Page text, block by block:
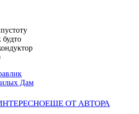
будто
Дам
ЕЩЕ ОТ АВТОРА